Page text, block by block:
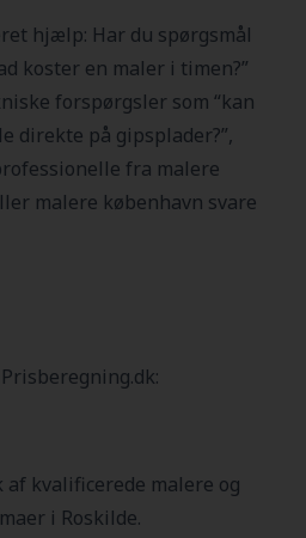
hjælp: Har du spørgsmål
koster en maler i timen?”
forspørgsler som “kan
direkte på gipsplader?”,
fra malere
malere københavn svare
kvalificerede malere og
i Roskilde.